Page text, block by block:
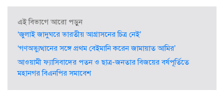
এই বিভাগে আরো পড়ুন
‘জুলাই জাদুঘরে ভারতীয় আগ্রাসনের চিত্র নেই’
‘গণঅভ্যুত্থানের সঙ্গে প্রথম বেইমানি করেন জামায়াত আমির’
আওয়ামী ফ্যাসিবাদের পতন ও ছাত্র-জনতার বিজয়ের বর্ষপূর্তিতে
মহানগর বিএনপির সমাবেশ